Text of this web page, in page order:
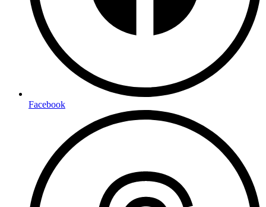
Facebook